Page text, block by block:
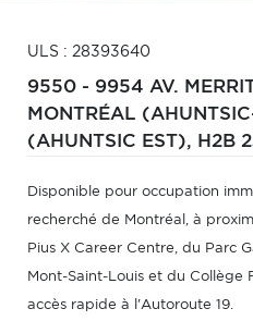
ULS : 28393640
9550 - 9954 AV.
MONTRÉAL
(AHUNTSIC EST), H2B
Disponible pour occupation
recherché de Montréal, à
Pius X Career Centre, du Parc
Mont-Saint-Louis et du Collège
accès rapide à l'Autoroute 19.